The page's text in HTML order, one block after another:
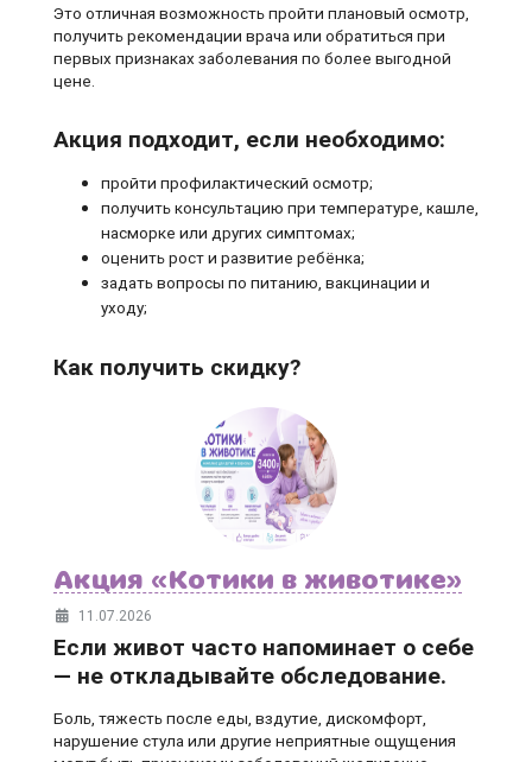
Это отличная возможность пройти плановый осмотр,
получить рекомендации врача или обратиться при
первых признаках заболевания по более выгодной
цене.
Акция подходит, если необходимо:
пройти профилактический осмотр;
получить консультацию при температуре, кашле,
насморке или других симптомах;
оценить рост и развитие ребёнка;
задать вопросы по питанию, вакцинации и
уходу;
Как получить скидку?
Акция «Котики в животике»
11.07.2026
Если живот часто напоминает о себе
— не откладывайте обследование.
Боль, тяжесть после еды, вздутие, дискомфорт,
нарушение стула или другие неприятные ощущения